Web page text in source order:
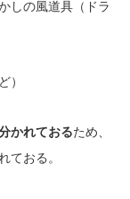
しの風道具（ドラ
）
かれておるため、
ておる。